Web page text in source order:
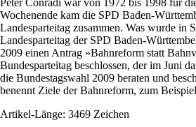
Wochenende kam die SPD Baden-
Landesparteitag zusammen. Was wurde in
Landesparteitag der SPD Baden-
2009 einen Antrag »Bahnreform statt
Bundesparteitag beschlossen, der im Juni
die Bundestagswahl 2009 beraten und
benennt Ziele der Bahnreform, zum
Artikel-Länge: 3469 Zeichen